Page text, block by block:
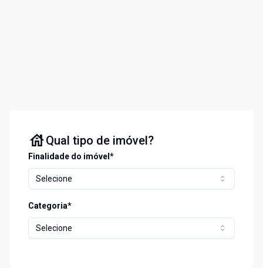
Qual tipo de imóvel?
Finalidade do imóvel*
Selecione
Categoria*
Selecione